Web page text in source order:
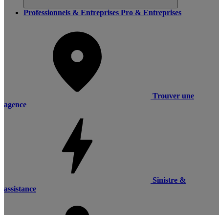
Professionnels & Entreprises Pro & Entreprises
Trouver une
agence
Sinistre &
assistance